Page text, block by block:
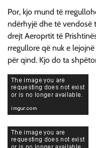
Por, kjo mund të
ndërhyjë dhe të vendosë
drejt Aeroprtit të
rregullore që nuk e
për qind. Kjo do ta